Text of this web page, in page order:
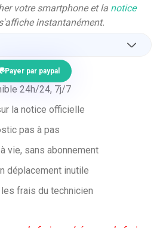
votre smartphone et la notice
instantanément.
Payer par paypal
24h/24, 7j/7
la notice officielle
pas à pas
vie, sans abonnement
déplacement inutile
frais du technicien